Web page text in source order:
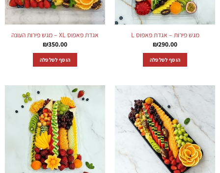
מגש פירות – אגדת פאפוס L
₪290.00
הוסף לסלסלה
אגדת פאפוס XL – מגש פירות העונה
₪350.00
הוסף לסלסלה